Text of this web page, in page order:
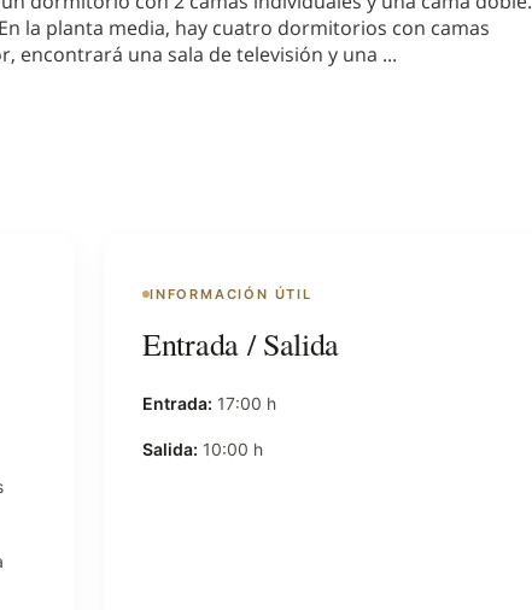
la planta media, hay cuatro dormitorios con camas
encontrará una sala de televisión y una ...
INFORMACIÓN ÚTIL
Entrada / Salida
Entrada: 17:00 h
Salida: 10:00 h